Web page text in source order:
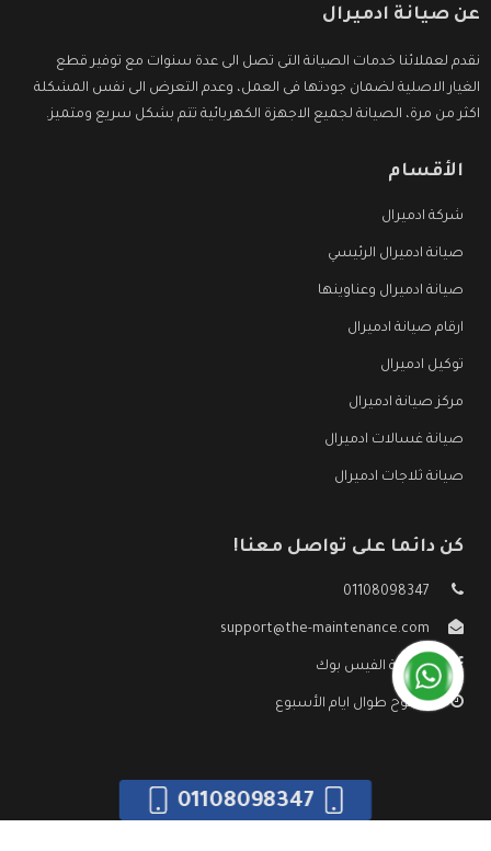
عن صيانة ادميرال
نقدم لعملائنا خدمات الصيانة التى تصل الى عدة سنوات مع توفير قطع
الغيار الاصلية لضمان جودتها فى العمل، وعدم التعرض الى نفس المشكلة
اكثر من مرة، الصيانة لجميع الاجهزة الكهربائية تتم بشكل سريع ومتميز.
الأقسام
شركة ادميرال
صيانة ادميرال الرئيسي
صيانة ادميرال وعناوينها
ارقام صيانة ادميرال
توكيل ادميرال
مركز صيانة ادميرال
صيانة غسالات ادميرال
صيانة ثلاجات ادميرال
كن دائما على تواصل معنا!
01108098347
support@the-maintenance.com
صفحة الفيس بوك
مفتوح طوال ايام الأسبوع
01108098347